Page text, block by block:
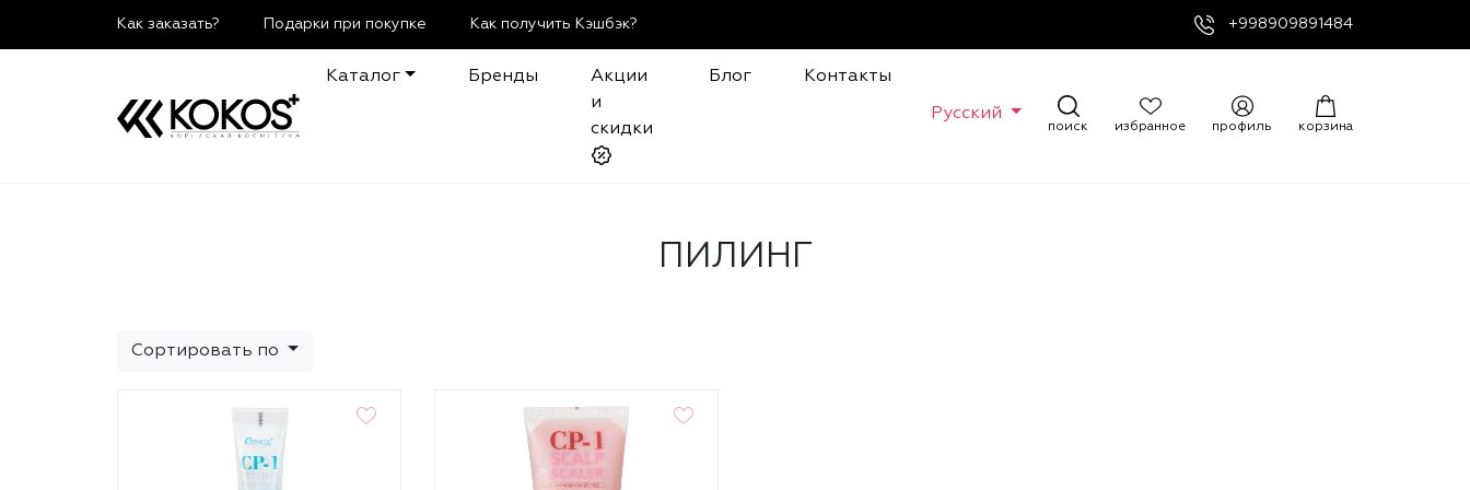
Как заказать? Подарки при покупке Как получить Кэшбэк? +998909891484
Каталог Бренды
Акции
и
скидки
Блог Контакты
Русский
поиск избранное профиль корзина
ПИЛИНГ
Сортировать по